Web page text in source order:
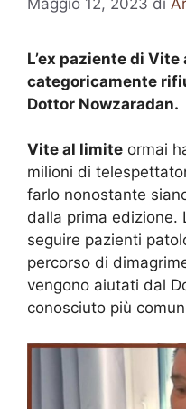
L’ex paziente di
categoricamente
Dottor Nowzaradan.
Vite al limite ormai
milioni di
farlo nonostante
dalla prima edizione.
seguire pazienti
percorso di
vengono aiutati dal
conosciuto più